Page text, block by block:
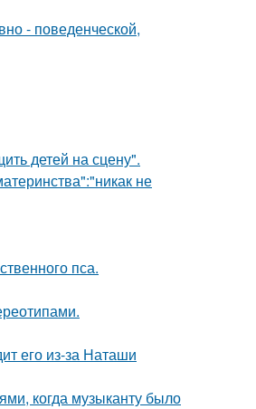
- поведенческой,
детей на сцену".
не
пса.
его из-за Наташи
когда музыканту было